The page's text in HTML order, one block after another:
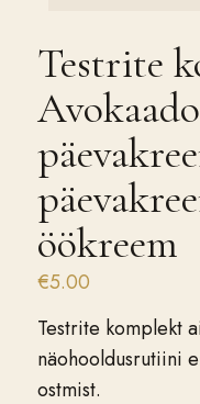
Testrite
öökreem
€5.00
Testrite komplekt
näohooldusrutiini
ostmist.